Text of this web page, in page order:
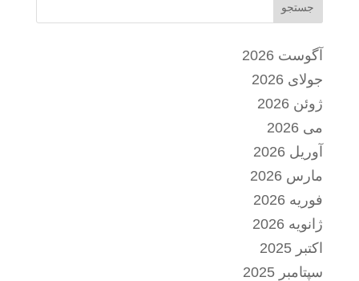
جستجو
آگوست 2026
جولای 2026
ژوئن 2026
می 2026
آوریل 2026
مارس 2026
فوریه 2026
ژانویه 2026
اکتبر 2025
سپتامبر 2025